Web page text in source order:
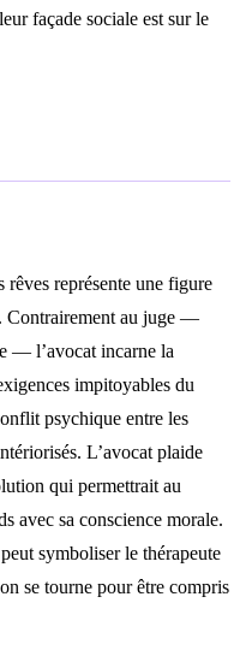
façade sociale est sur le
rêves représente une figure
Contrairement au juge —
— l’avocat incarne la
impitoyables du
psychique entre les
L’avocat plaide
qui permettrait au
avec sa conscience morale.
symboliser le thérapeute
se tourne pour être compris